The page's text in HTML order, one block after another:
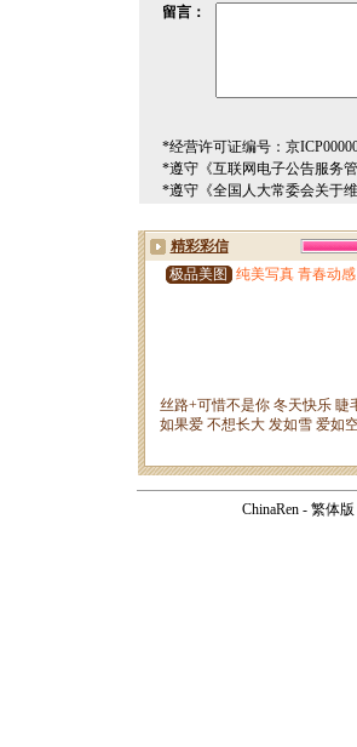
留言：
*经营许可证编号：京
*遵守《互联网电子公告服务管
*遵守《全国人大常委会关于
ChinaRen - 繁体版